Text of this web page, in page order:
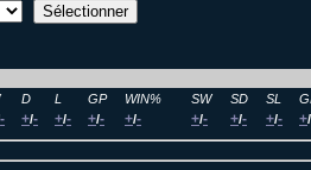
D L GP WIN% SW SD SL
- +/- +/- +/- +/- +/- +/- +/- +/